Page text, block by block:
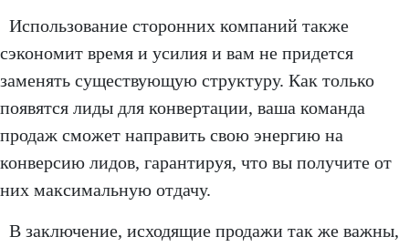
Использование сторонних компаний также
сэкономит время и усилия и вам не придется
заменять существующую структуру. Как только
появятся лиды для конвертации, ваша команда
продаж сможет направить свою энергию на
конверсию лидов, гарантируя, что вы получите от
них максимальную отдачу.
В заключение, исходящие продажи так же важны,